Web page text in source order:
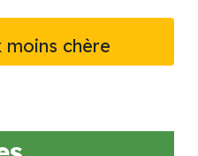
chère